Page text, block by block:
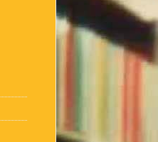
:
Conseils
comment je suis née !